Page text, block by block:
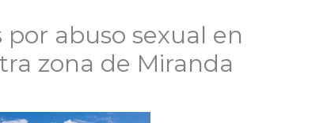
abuso sexual en
zona de Miranda